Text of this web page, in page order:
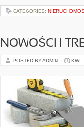
CATEGORIES:
NOWOŚCI I
POSTED BY ADMIN KWI